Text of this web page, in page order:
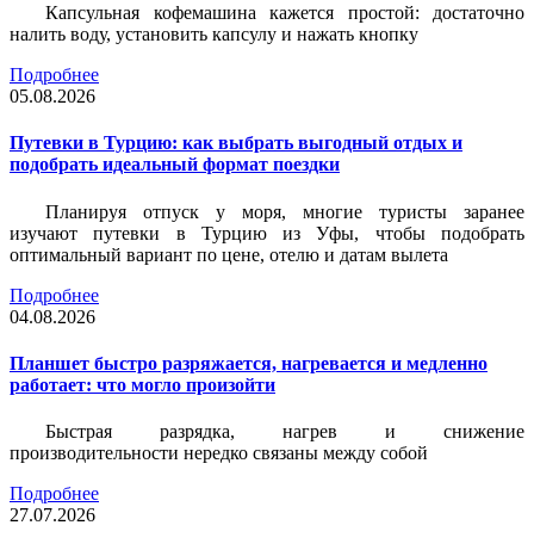
Капсульная кофемашина кажется простой: достаточно
налить воду, установить капсулу и нажать кнопку
Подробнее
05.08.2026
Путевки в Турцию: как выбрать выгодный отдых и
подобрать идеальный формат поездки
Планируя отпуск у моря, многие туристы заранее
изучают путевки в Турцию из Уфы, чтобы подобрать
оптимальный вариант по цене, отелю и датам вылета
Подробнее
04.08.2026
Планшет быстро разряжается, нагревается и медленно
работает: что могло произойти
Быстрая разрядка, нагрев и снижение
производительности нередко связаны между собой
Подробнее
27.07.2026